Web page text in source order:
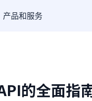
产品和服务
的全面指